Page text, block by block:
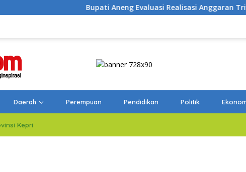
Aneng Evaluasi Realisasi Anggaran Triwulan II 2026 Tutup
Daerah Perempuan Pendidikan Politik
Kepri